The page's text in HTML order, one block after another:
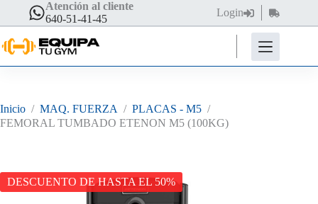
contenido
Atención al cliente
640-51-41-45
Login
Carro
de
compra
Inicio / MAQ. FUERZA / PLACAS - M5 /
FEMORAL TUMBADO ETENON M5 (100KG)
DESCUENTO DE HASTA EL 50%